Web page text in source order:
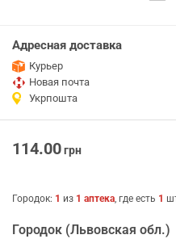
Адресная доставка
Курьер
Новая почта
Укрпошта
114.00грн
Городок: 1 из 1 аптека, где есть 1
Городок (Львовская обл.)